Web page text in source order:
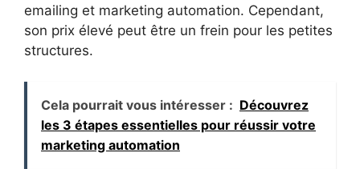
emailing et marketing automation. Cependant,
son prix élevé peut être un frein pour les petites
structures.
Cela pourrait vous intéresser : Découvrez
les 3 étapes essentielles pour réussir votre
marketing automation